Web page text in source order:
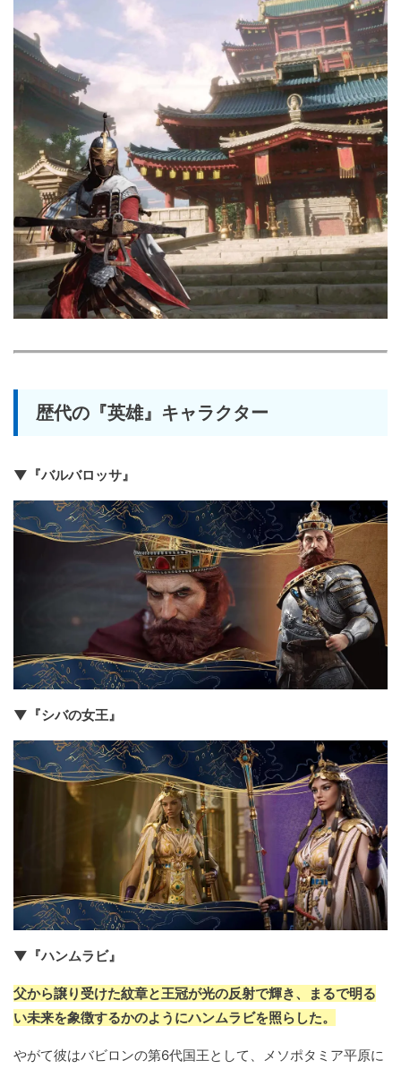
歴代の『英雄』キャラクター
▼『バルバロッサ』
▼『シバの女王』
▼『ハンムラビ』
父から譲り受けた紋章と王冠が光の反射で輝き、まるで明る
い未来を象徴するかのようにハンムラビを照らした。
やがて彼はバビロンの第6代国王として、メソポタミア平原に